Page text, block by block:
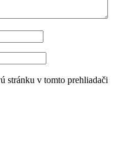
stránku v tomto prehliadači